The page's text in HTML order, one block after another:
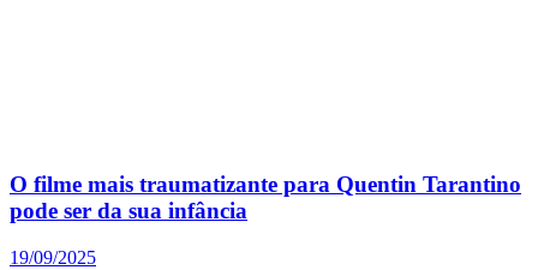
O filme mais traumatizante para Quentin Tarantino
pode ser da sua infância
19/09/2025